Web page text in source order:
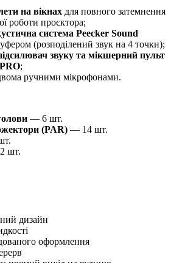
на вікнах для повного затемнення
роботи проєктора;
система Peecker Sound
(розподілений звук на 4 точки);
звуку та мікшерний пульт
;
ручними мікрофонами.
— 6 шт.
(PAR) — 14 шт.
шт.
дизайн
оформлення